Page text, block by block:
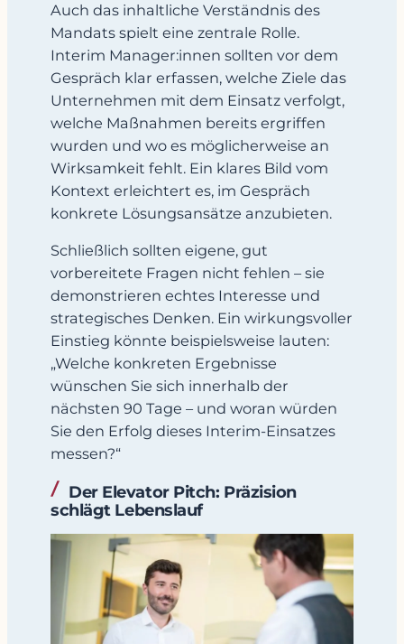
Auch das inhaltliche Verständnis des
Mandats spielt eine zentrale Rolle.
Interim Manager:innen sollten vor dem
Gespräch klar erfassen, welche Ziele das
Unternehmen mit dem Einsatz verfolgt,
welche Maßnahmen bereits ergriffen
wurden und wo es möglicherweise an
Wirksamkeit fehlt. Ein klares Bild vom
Kontext erleichtert es, im Gespräch
konkrete Lösungsansätze anzubieten.
Schließlich sollten eigene, gut
vorbereitete Fragen nicht fehlen – sie
demonstrieren echtes Interesse und
strategisches Denken. Ein wirkungsvoller
Einstieg könnte beispielsweise lauten:
„Welche konkreten Ergebnisse
wünschen Sie sich innerhalb der
nächsten 90 Tage – und woran würden
Sie den Erfolg dieses Interim-Einsatzes
messen?“
Der Elevator Pitch: Präzision
schlägt Lebenslauf